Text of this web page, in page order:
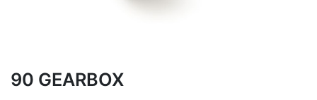
90 GEARBOX